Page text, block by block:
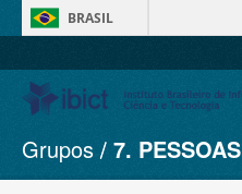
BRASIL
Conjuntos de dados
Organizações
Grupos 7. PESSOAS